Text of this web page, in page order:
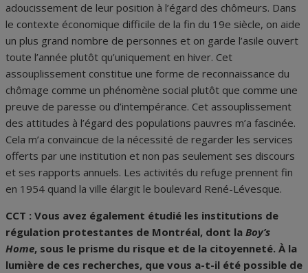
adoucissement de leur position à l’égard des chômeurs. Dans
le contexte économique difficile de la fin du 19e siècle, on aide
un plus grand nombre de personnes et on garde l’asile ouvert
toute l’année plutôt qu’uniquement en hiver. Cet
assouplissement constitue une forme de reconnaissance du
chômage comme un phénomène social plutôt que comme une
preuve de paresse ou d’intempérance. Cet assouplissement
des attitudes à l’égard des populations pauvres m’a fascinée.
Cela m’a convaincue de la nécessité de regarder les services
offerts par une institution et non pas seulement ses discours
et ses rapports annuels. Les activités du refuge prennent fin
en 1954 quand la ville élargit le boulevard René-Lévesque.
CCT : Vous avez également étudié les institutions de
régulation protestantes de Montréal, dont la Boy’s
Home, sous le prisme du risque et de la citoyenneté. À la
lumière de ces recherches, que vous a-t-il été possible de